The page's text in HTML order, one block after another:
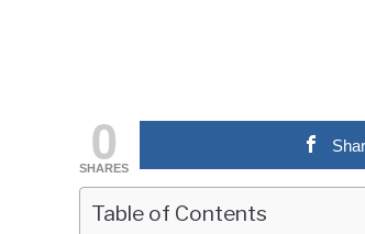
in
Corredores,Educación
financiera
0
SHARES
Table of Contents